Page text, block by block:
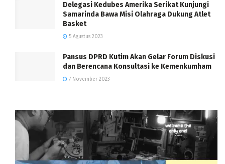
Delegasi Kedubes Amerika Serikat Kunjungi
Samarinda Bawa Misi Olahraga Dukung Atlet
Basket
5 Agustus 2023
Pansus DPRD Kutim Akan Gelar Forum Diskusi
dan Berencana Konsultasi ke Kemenkumham
7 November 2023